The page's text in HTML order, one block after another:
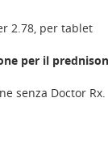
2.78, per tablet
per il
senza Doctor Rx.